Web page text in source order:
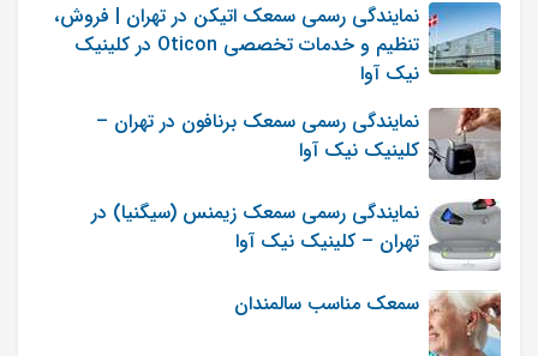
نمایندگی رسمی سمعک اتیکن در تهران | فروش،
تنظیم و خدمات تخصصی Oticon در کلینیک
نیک آوا
نمایندگی رسمی سمعک برنافون در تهران –
کلینیک نیک آوا
نمایندگی رسمی سمعک زیمنس (سیگنیا) در
تهران – کلینیک نیک آوا
سمعک مناسب سالمندان